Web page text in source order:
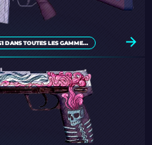
LES MEILLEURS SKINS CS2 G3SG1 DANS TOUTES LES GAMMES DE PRIX